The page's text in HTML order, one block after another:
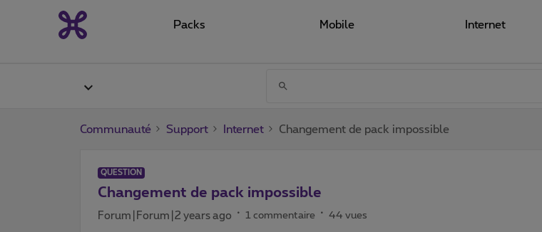
Packs Mobile Internet
Communauté Support Internet Changement de pack impossible
QUESTION
Changement de pack impossible
Forum|Forum|2 years ago 1 commentaire 44 vues